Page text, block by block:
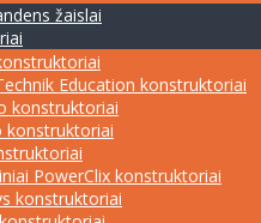
žaislai
Education konstruktoriai
konstruktoriai
konstruktoriai
PowerClix konstruktoriai
konstruktoriai